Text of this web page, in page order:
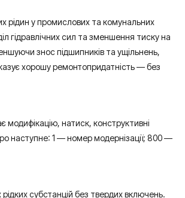
рідин у промислових та комунальних
гідравлічних сил та зменшення тиску на
знос підшипників та ущільнень,
хорошу ремонтопридатність — без
модифікацію, натиск, конструктивні
наступне: 1 — номер модернізації; 800 —
субстанцій без твердих включень.